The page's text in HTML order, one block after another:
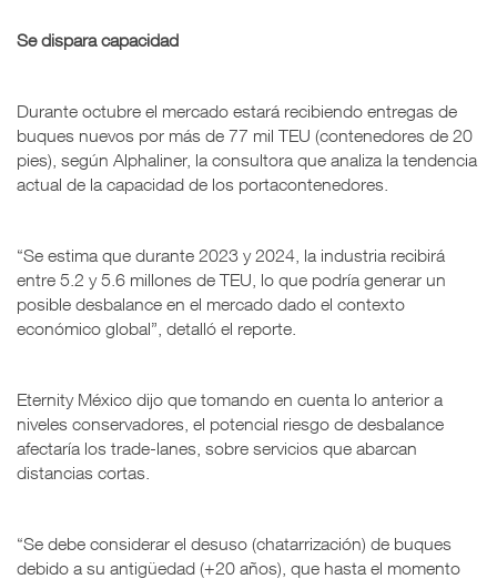
Se dispara capacidad
Durante octubre el mercado estará recibiendo entregas de
buques nuevos por más de 77 mil TEU (contenedores de 20
pies), según Alphaliner, la consultora que analiza la tendencia
actual de la capacidad de los portacontenedores.
“Se estima que durante 2023 y 2024, la industria recibirá
entre 5.2 y 5.6 millones de TEU, lo que podría generar un
posible desbalance en el mercado dado el contexto
económico global”, detalló el reporte.
Eternity México dijo que tomando en cuenta lo anterior a
niveles conservadores, el potencial riesgo de desbalance
afectaría los trade-lanes, sobre servicios que abarcan
distancias cortas.
“Se debe considerar el desuso (chatarrización) de buques
debido a su antigüedad (+20 años), que hasta el momento